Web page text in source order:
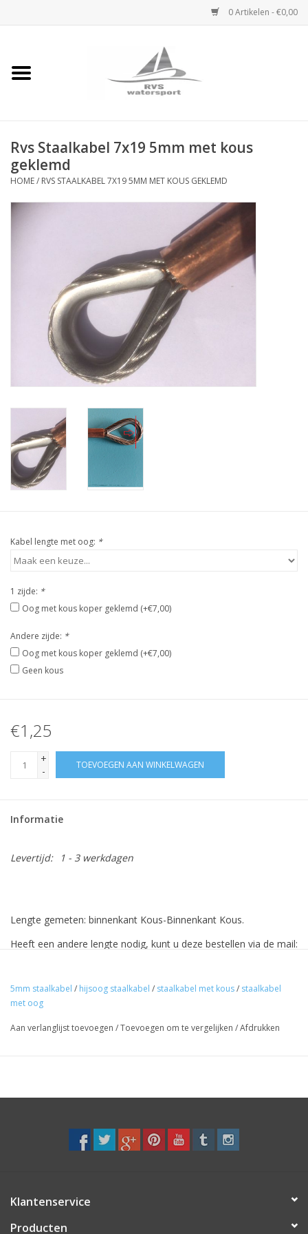
0 Artikelen - €0,00
Home
Rvs Dekbeslag
Rvs Accessoires
Staalkabel
Verstaging
Rvs Staalkabel spanner
Staalkabel met coating
Staalkabel Klem
Rvs Staalkabel 7x19 5mm met kous
geklemd
HOME/ RVS STAALKABEL 7X19 5MM MET KOUS GEKLEMD
Kabel lengte met oog: *
1 zijde: *
Oog met kous koper geklemd (+€7,00)
Andere zijde: *
Oog met kous koper geklemd (+€7,00)
Geen kous
€1,25
+
-
TOEVOEGEN AAN WINKELWAGEN
Informatie
Levertijd: 1 - 3 werkdagen
Lengte gemeten: binnenkant Kous-Binnenkant Kous.
Heeft een andere lengte nodig, kunt u deze bestellen via de mail:
5mm staalkabel / hijsoog staalkabel / staalkabel met kous/ staalkabel
met oog
Aan verlanglijst toevoegen /Toevoegen om te vergelijken /Afdrukken
Klantenservice
Producten